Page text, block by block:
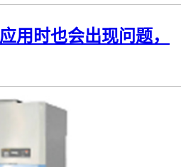
用时也会出现问题，